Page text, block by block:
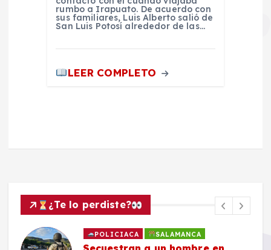
rumbo a Irapuato. De acuerdo con
sus familiares, Luis Alberto salió de
San Luis Potosí alrededor de las…
LEER COMPLETO
¿Te lo perdiste?
POLICIACA SALAMANCA